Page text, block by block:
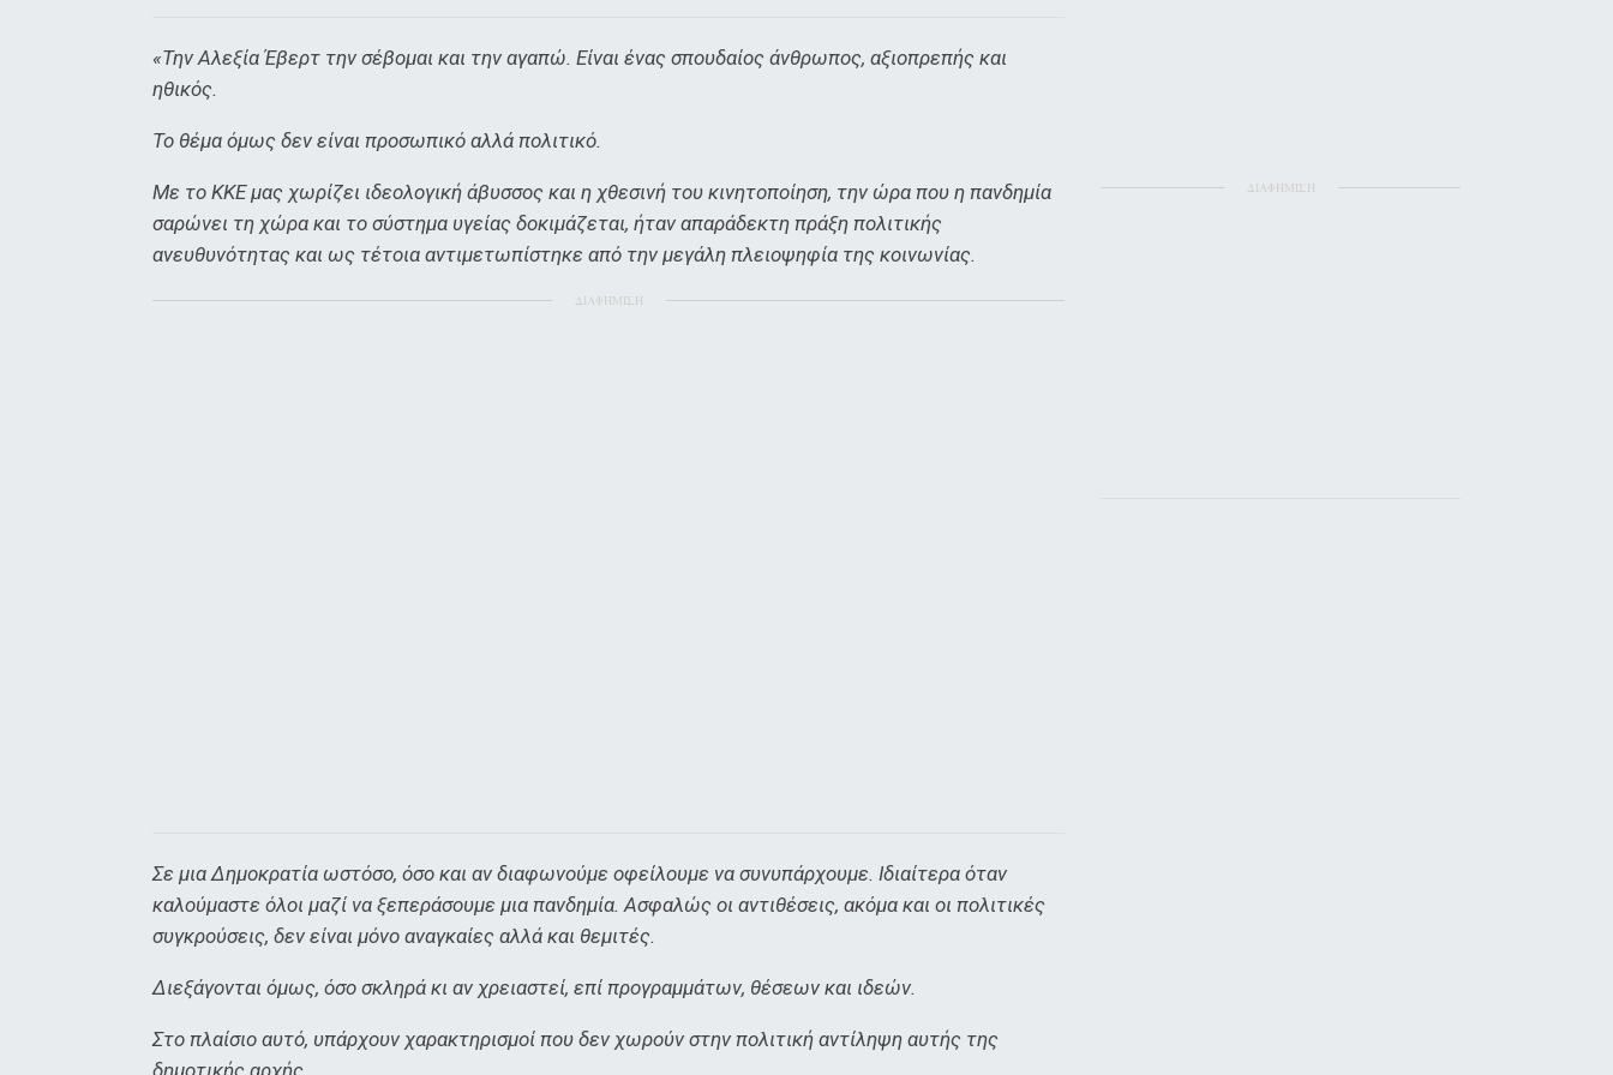
«Την Αλεξία Έβερτ την σέβομαι και την αγαπώ. Είναι ένας σπουδαίος άνθρωπος, αξιοπρεπής και
ηθικός.
Το θέμα όμως δεν είναι προσωπικό αλλά πολιτικό.
Με το ΚΚΕ μας χωρίζει ιδεολογική άβυσσος και η χθεσινή του κινητοποίηση, την ώρα που η πανδημία
σαρώνει τη χώρα και το σύστημα υγείας δοκιμάζεται, ήταν απαράδεκτη πράξη πολιτικής
ανευθυνότητας και ως τέτοια αντιμετωπίστηκε από την μεγάλη πλειοψηφία της κοινωνίας.
ΔΙΑΦΗΜΙΣΗ
Σε μια Δημοκρατία ωστόσο, όσο και αν διαφωνούμε οφείλουμε να συνυπάρχουμε. Ιδιαίτερα όταν
καλούμαστε όλοι μαζί να ξεπεράσουμε μια πανδημία. Ασφαλώς οι αντιθέσεις, ακόμα και οι πολιτικές
συγκρούσεις, δεν είναι μόνο αναγκαίες αλλά και θεμιτές.
Διεξάγονται όμως, όσο σκληρά κι αν χρειαστεί, επί προγραμμάτων, θέσεων και ιδεών.
Στο πλαίσιο αυτό, υπάρχουν χαρακτηρισμοί που δεν χωρούν στην πολιτική αντίληψη αυτής της
δημοτικής αρχής.
ΔΙΑΦΗΜΙΣΗ